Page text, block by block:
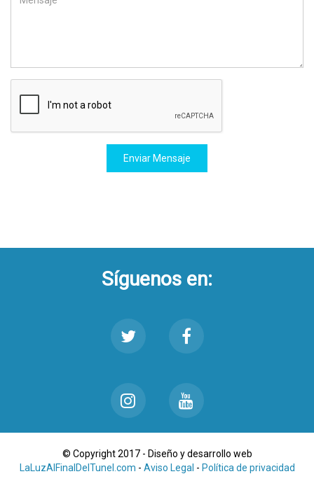
Enviar Mensaje
Síguenos en:
© Copyright 2017 - Diseño y desarrollo web
LaLuzAlFinalDelTunel.com - Aviso Legal - Política de privacidad